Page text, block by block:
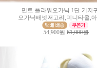
민트 플라워오가닉 1단 기저
오가닉배넷저고리,미니타올,
54,900원 61,000원